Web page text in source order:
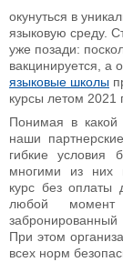
окунуться в
языковую среду.
уже позади:
вакцинируется, а
языковые школы
курсы летом 2021
Понимая в какой
наши
гибкие условия
многими из них
курс без оплаты
любой
При этом
всех норм